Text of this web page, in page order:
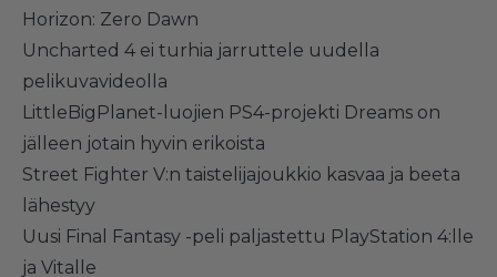
Horizon: Zero Dawn
Uncharted 4 ei turhia jarruttele uudella
pelikuvavideolla
LittleBigPlanet-luojien PS4-projekti Dreams on
jälleen jotain hyvin erikoista
Street Fighter V:n taistelijajoukkio kasvaa ja beeta
lähestyy
Uusi Final Fantasy -peli paljastettu PlayStation 4:lle
ja Vitalle